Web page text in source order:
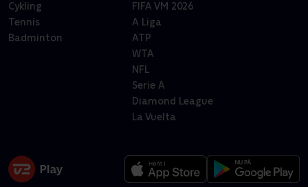
Cykling
Tennis
Badminton
FIFA VM 2026
A Liga
ATP
WTA
NFL
Serie A
Diamond League
La Vuelta